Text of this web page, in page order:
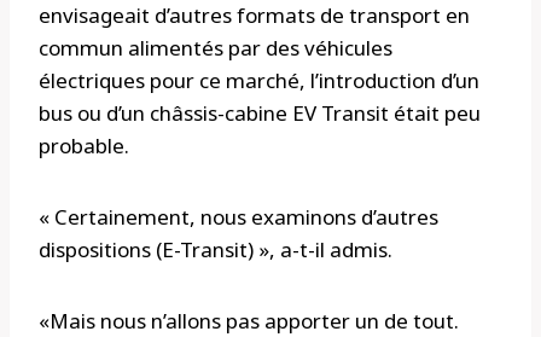
envisageait d’autres formats de transport en
commun alimentés par des véhicules
électriques pour ce marché, l’introduction d’un
bus ou d’un châssis-cabine EV Transit était peu
probable.
« Certainement, nous examinons d’autres
dispositions (E-Transit) », a-t-il admis.
«Mais nous n’allons pas apporter un de tout.